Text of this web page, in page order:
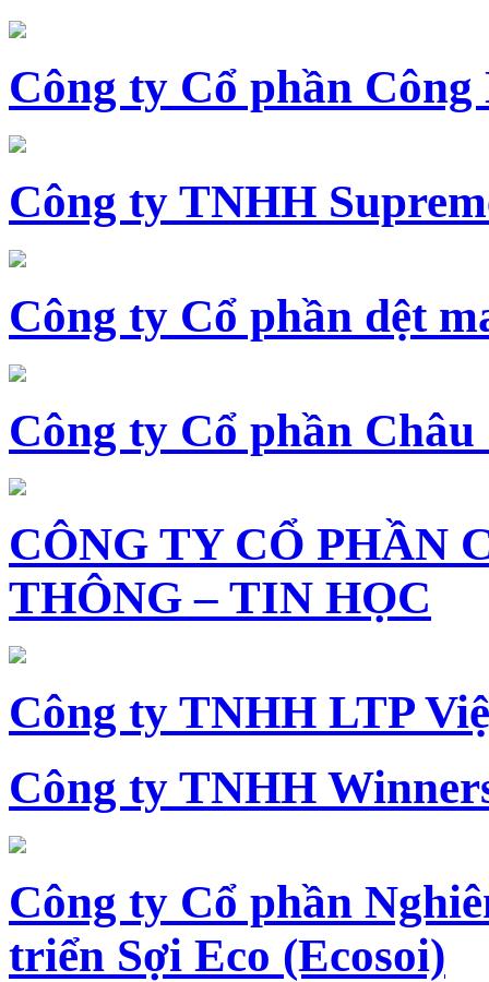
Công ty Cổ phần Công
Công ty TNHH
Công ty Cổ phần dệt
Công ty Cổ phần Châu
CÔNG TY CỔ PHẦN
THÔNG – TIN HỌC
Công ty TNHH LTP
Công ty TNHH
Công ty Cổ phần
triển Sợi Eco (Ecosoi)